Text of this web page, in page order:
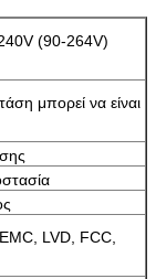
(90-264V)
μπορεί να είναι
LVD, FCC,